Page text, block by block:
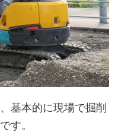
基本的に現場で掘削
す。